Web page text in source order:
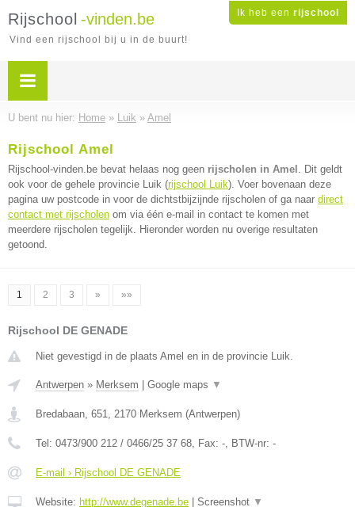
Ik heb een rijschool
Rijschool -vinden.be
Vind een rijschool bij u in de buurt!
U bent nu hier: Home » Luik » Amel
Rijschool Amel
Rijschool-vinden.be bevat helaas nog geen rijscholen in Amel . Dit geldt
ook voor de gehele provincie Luik (rijschool Luik). Voer bovenaan deze
pagina uw postcode in voor de dichtstbijzijnde rijscholen of ga naar direct
contact met rijscholen om via één e-mail in contact te komen met
meerdere rijscholen tegelijk. Hieronder worden nu overige resultaten
getoond.
1 2 3 » »»
Rijschool DE GENADE
Niet gevestigd in de plaats Amel en in de provincie Luik.
Antwerpen » Merksem Google maps ▼
Bredabaan, 651, 2170 Merksem (Antwerpen)
Tel: 0473/900 212 / 0466/25 37 68, Fax: -, BTW-nr: -
E-mail › Rijschool DE GENADE
Website: http://www.degenade.be Screenshot ▼